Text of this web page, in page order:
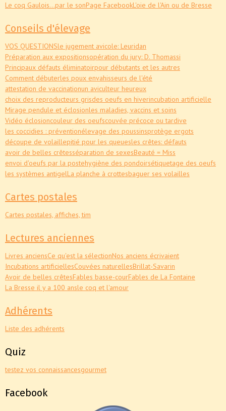
Le coq Gaulois...par le sonPage FacebookL'oie de l'Ain ou de Bresse
Conseils d'élevage
VOS QUESTIONSle jugement avicole: Leuridan
Préparation aux expositionsopération du jury: D. Thomassi
Principaux défauts éliminatoirpour débutants et les autres
Comment débuterles poux envahisseurs de l'été
attestation de vaccinationun aviculteur heureux
choix des reproducteurs grisdes oeufs en hiverincubation artificielle
Mirage pendule et éclosionles maladies, vaccins et soins
Vidéo éclosioncouleur des oeufscouvée précoce ou tardive
les coccidies : préventionélevage des poussinsprotège ergots
découpe de volaillepitié pour les queuesles crêtes: défauts
avoir de belles crêtesséparation de sexesBeauté = Miss
envoi d'oeufs par la postehygiène des pondoirsétiquetage des oeufs
les systèmes antigelLa planche à crottesbaguer ses volailles
Cartes postales
Cartes postales, affiches, tim
Lectures anciennes
Livres anciensCe qu'est la sélectionNos anciens écrivaient
Incubations artificiellesCouvées naturellesBrillat-Savarin
Avoir de belles crêtesFables basse-courFables de La Fontaine
La Bresse il y a 100 ansle coq et l'amour
Adhérents
Liste des adhérents
Quiz
testez vos connaissancesgourmet
Facebook